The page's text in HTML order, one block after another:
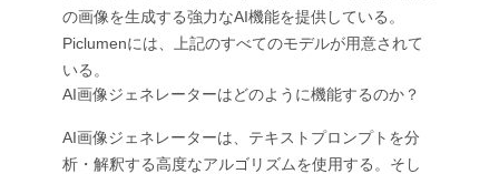
の画像を生成する強力なAI機能を提供している。
Piclumenには、上記のすべてのモデルが用意されて
いる。
AI画像ジェネレーターはどのように機能するのか？
AI画像ジェネレーターは、テキストプロンプトを分
析・解釈する高度なアルゴリズムを使用する。そし